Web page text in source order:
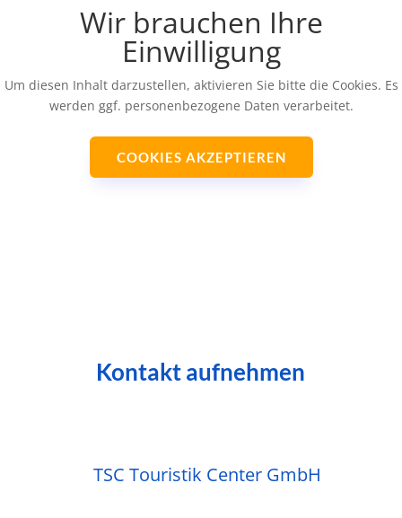
Wir brauchen Ihre
Einwilligung
Um diesen Inhalt darzustellen, aktivieren Sie bitte die Cookies. Es
werden ggf. personenbezogene Daten verarbeitet.
COOKIES AKZEPTIEREN
Kontakt aufnehmen
TSC Touristik Center GmbH